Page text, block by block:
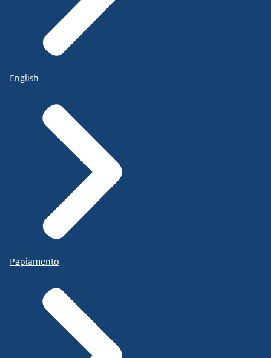
English
Papiamento